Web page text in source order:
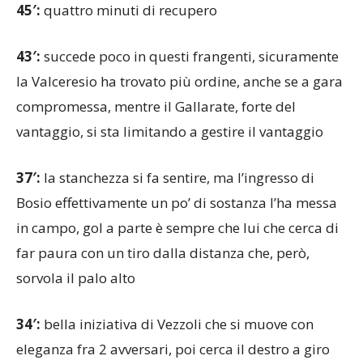
45′: quattro minuti di recupero
43′: succede poco in questi frangenti, sicuramente
la Valceresio ha trovato più ordine, anche se a gara
compromessa, mentre il Gallarate, forte del
vantaggio, si sta limitando a gestire il vantaggio
37′: la stanchezza si fa sentire, ma l’ingresso di
Bosio effettivamente un po’ di sostanza l’ha messa
in campo, gol a parte è sempre che lui che cerca di
far paura con un tiro dalla distanza che, però,
sorvola il palo alto
34′: bella iniziativa di Vezzoli che si muove con
eleganza fra 2 avversari, poi cerca il destro a giro